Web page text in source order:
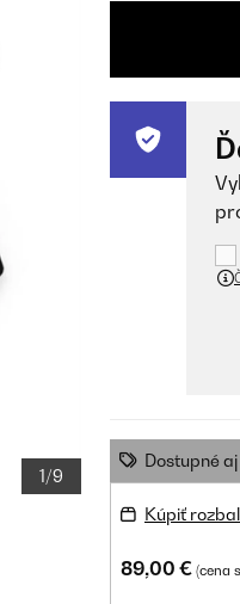
1/9
Dostupné
Kúpiť
89,00 € (cena